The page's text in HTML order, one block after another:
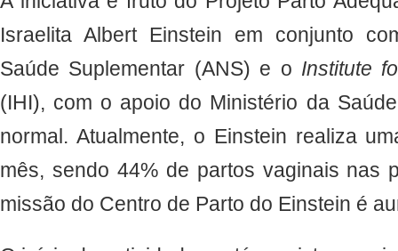
Israelita Albert Einstein em conjunto
Saúde Suplementar (ANS) e o Institute
(IHI), com o apoio do Ministério da
normal. Atualmente, o Einstein realiza
mês, sendo 44% de partos vaginais nas
missão do Centro de Parto do Einstein é